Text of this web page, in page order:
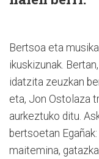
Bertsoa eta
ikuskizunak.
idatzita zeuzkan
eta, Jon Ostolaza
aurkeztuko ditu.
bertsoetan
maitemina,